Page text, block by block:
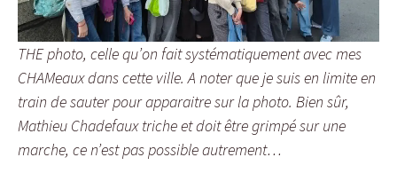
THE photo, celle qu’on fait systématiquement avec mes
CHAMeaux dans cette ville. A noter que je suis en limite en
train de sauter pour apparaitre sur la photo. Bien sûr,
Mathieu Chadefaux triche et doit être grimpé sur une
marche, ce n’est pas possible autrement…